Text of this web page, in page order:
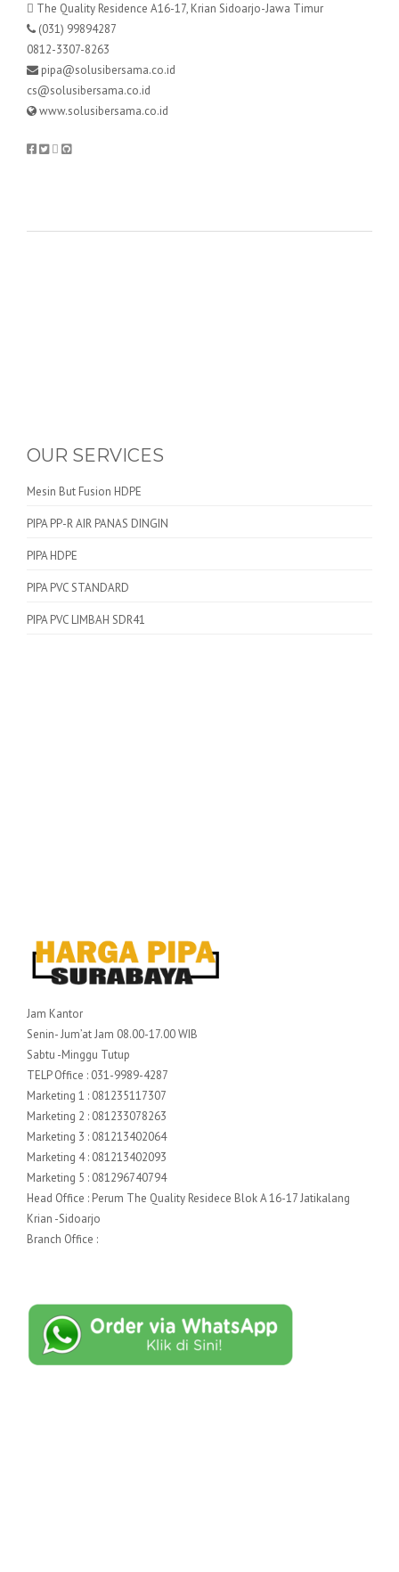
The Quality Residence A16-17, Krian Sidoarjo-Jawa Timur
(031) 99894287
0812-3307-8263
pipa@solusibersama.co.id
cs@solusibersama.co.id
www.solusibersama.co.id
OUR SERVICES
Mesin But Fusion HDPE
PIPA PP-R AIR PANAS DINGIN
PIPA HDPE
PIPA PVC STANDARD
PIPA PVC LIMBAH SDR41
Jam Kantor
Senin- Jum’at Jam 08.00-17.00 WIB
Sabtu -Minggu Tutup
TELP Office : 031-9989-4287
Marketing 1 : 081235117307
Marketing 2 : 081233078263
Marketing 3 : 081213402064
Marketing 4 : 081213402093
Marketing 5 : 081296740794
Head Office : Perum The Quality Residece Blok A 16-17 Jatikalang
Krian -Sidoarjo
Branch Office :